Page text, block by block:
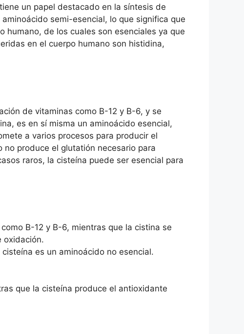
un papel destacado en la síntesis de
semi-esencial, lo que significa que
humano, de los cuales son esenciales ya que
en el cuerpo humano son histidina,
de vitaminas como B-12 y B-6, y se
es en sí misma un aminoácido esencial,
a varios procesos para producir el
produce el glutatión necesario para
raros, la cisteína puede ser esencial para
B-12 y B-6, mientras que la cistina se
oxidación.
es un aminoácido no esencial.
que la cisteína produce el antioxidante